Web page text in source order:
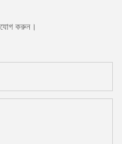
করুন।